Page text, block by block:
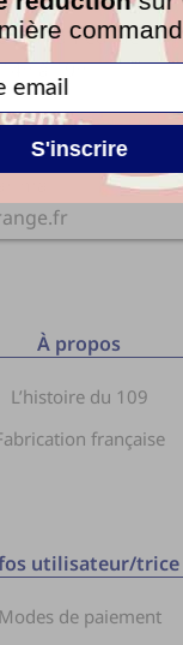
au samedi de
à 19h
au
mail
À propos
L’histoire du 109
française
utilisateur/trice
Modes de paiement
S'inscrire